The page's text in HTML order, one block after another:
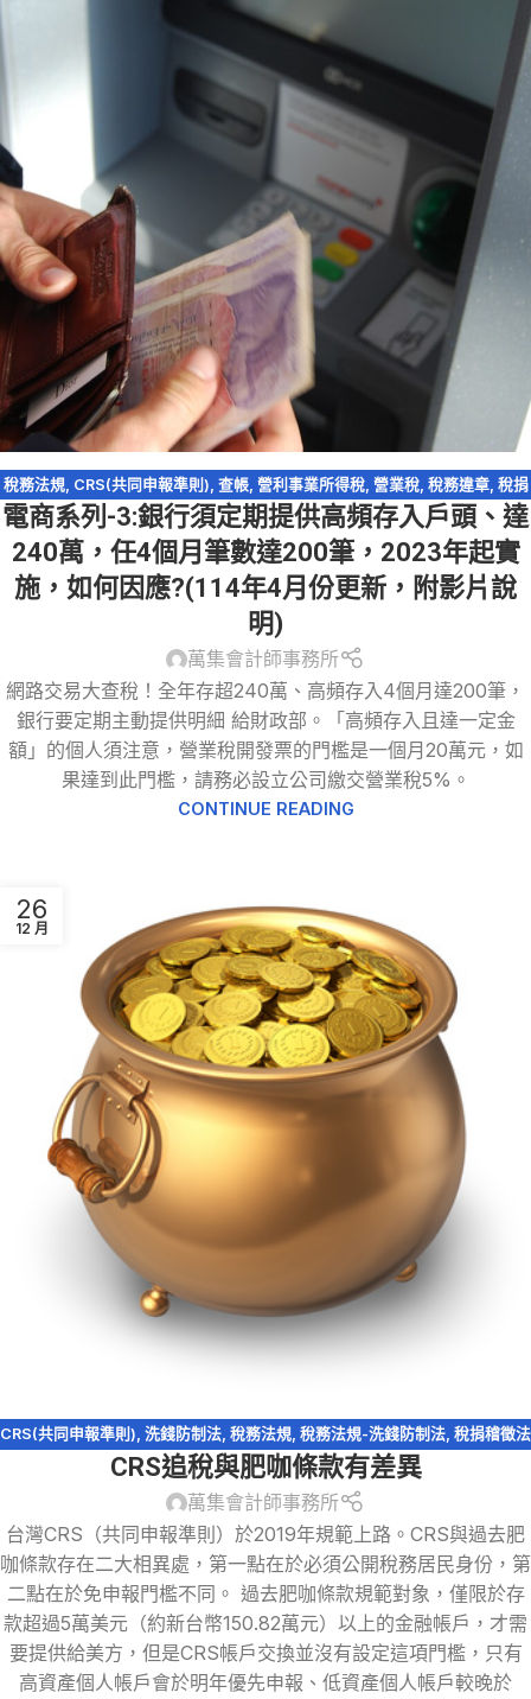
稅務法規, CRS(共同申報準則) 查帳, 營利事業所得稅, 營業稅, 稅務違章, 稅捐
稽徵法,網路交易課稅,網路拍賣,網路購物,逃漏稅,電商系列,電子商務
電商系列-3:銀行須定期提供高頻存入戶頭、達
240萬，任4個月筆數達200筆，2023年起實
施，如何因應?(114年4月份更新，附影片說
明)
萬集會計師事務所
網路交易大查稅！全年存超240萬、高頻存入4個月達200筆，
銀行要定期主動提供明細 給財政部。「高頻存入且達一定金
額」的個人須注意，營業稅開發票的門檻是一個月20萬元，如
果達到此門檻，請務必設立公司繳交營業稅5%。
CONTINUE READING
26
12 月
CRS(共同申報準則), 洗錢防制法, 稅務法規, 稅務法規-洗錢防制法, 稅捐稽徵法
CRS追稅與肥咖條款有差異
萬集會計師事務所
台灣CRS（共同申報準則）於2019年規範上路。CRS與過去肥
咖條款存在二大相異處，第一點在於必須公開稅務居民身份，第
二點在於免申報門檻不同。 過去肥咖條款規範對象，僅限於存
款超過5萬美元（約新台幣150.82萬元）以上的金融帳戶，才需
要提供給美方，但是CRS帳戶交換並沒有設定這項門檻，只有
高資產個人帳戶會於明年優先申報、低資產個人帳戶較晚於